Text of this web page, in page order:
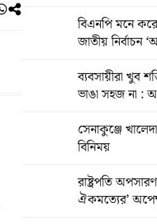
বিএনপি মনে
জাতীয় নির্বাচন
ব্যবসায়ীরা খুব
ভাঙা সহজ না :
সেনাকুঞ্জে
বিনিময়
রাষ্ট্রপতি
ঐকমত্যের’